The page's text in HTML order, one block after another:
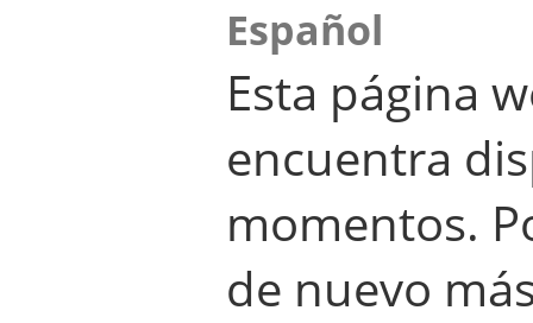
Español
Esta página
encuentra
momentos.
de nuevo